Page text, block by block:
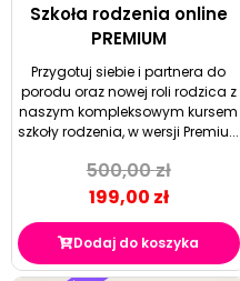
Szkoła rodzenia online
PREMIUM
Przygotuj siebie i partnera do
porodu oraz nowej roli rodzica z
naszym kompleksowym kursem
szkoły rodzenia, w wersji Premiu...
500,00zł
199,00 zł
Dodaj do koszyka